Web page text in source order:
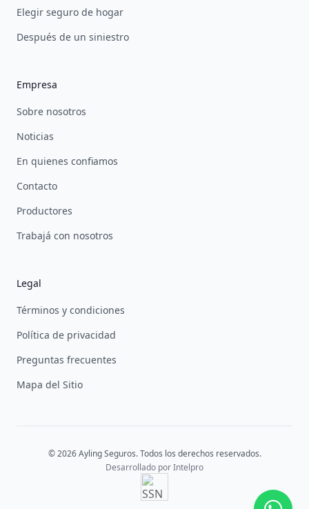
Elegir seguro de hogar
Después de un siniestro
Empresa
Sobre nosotros
Noticias
En quienes confiamos
Contacto
Productores
Trabajá con nosotros
Legal
Términos y condiciones
Política de privacidad
Preguntas frecuentes
Mapa del Sitio
© 2026 Ayling Seguros. Todos los derechos reservados.
Desarrollado porIntelpro